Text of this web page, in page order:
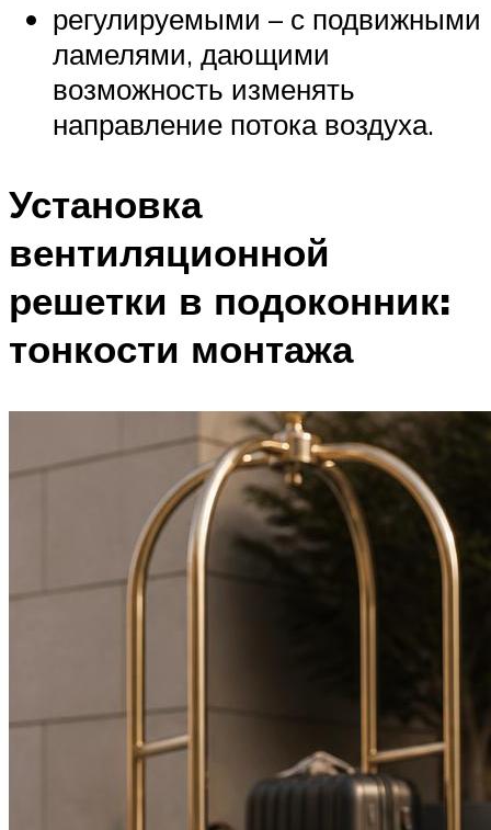
регулируемыми – с подвижными
ламелями, дающими
возможность изменять
направление потока воздуха.
Установка
вентиляционной
решетки в подоконник:
тонкости монтажа